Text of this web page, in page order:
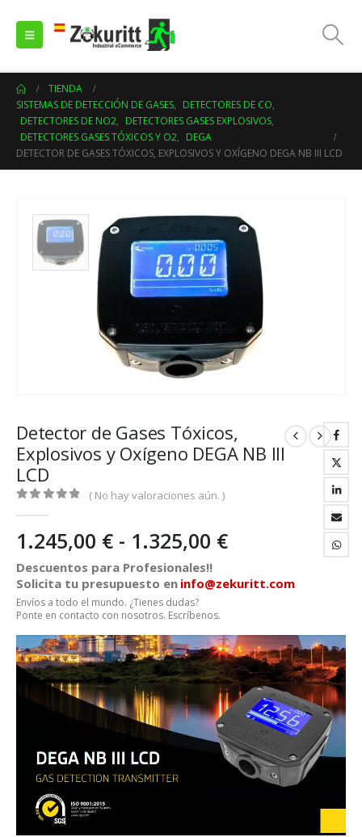
TIENDA
SISTEMAS DE DETECCIÓN DE GASES, DETECTORES DE CO,
DETECTORES DE NO2, DETECTORES GASES EXPLOSIVOS,
DETECTORES GASES TÓXICOS Y O2, DEGA
DETECTOR DE GASES TÓXICOS, EXPLOSIVOS Y OXÍGENO DEGA NB III LCD
Detector de Gases Tóxicos,
Explosivos y Oxígeno DEGA NB III
LCD
( No hay valoraciones aún. )
1.245,00 € - 1.325,00 €Rango
precios:
hasta
1.325,00 €
Descuentos para Profesionales!!
Solicita tu presupuesto en info@zekuritt.com
Envíos a todo el mundo. ¿Tienes dudas?
Ponte en contacto con nosotros. Escríbenos.